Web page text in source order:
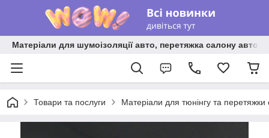
Матеріали для шумоізоляції авто, перетяжка салону авто
Товари та послуги Матеріали для тюнінгу та